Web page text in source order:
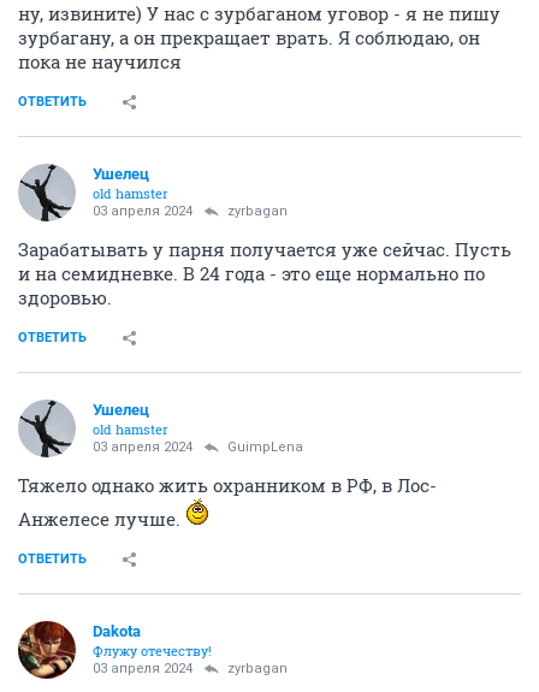
ну, извините) У нас с зурбаганом уговор - я не пишу
зурбагану, а он прекращает врать. Я соблюдаю, он
пока не научился
ОТВЕТИТЬ
Ушелец
old hamster
03 апреля 2024 zyrbagan
Зарабатывать у парня получается уже сейчас. Пусть
и на семидневке. В 24 года - это еще нормально по
здоровью.
ОТВЕТИТЬ
Ушелец
old hamster
03 апреля 2024 GuimpLena
Тяжело однако жить охранником в РФ, в Лос-
Анжелесе лучше.
ОТВЕТИТЬ
Dаkota
Флужу отечеству!
03 апреля 2024 zyrbagan